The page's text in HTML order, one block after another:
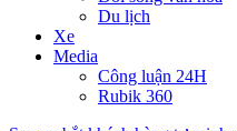
Du lịch
Xe
Media
Công luận 24H
Rubik 360